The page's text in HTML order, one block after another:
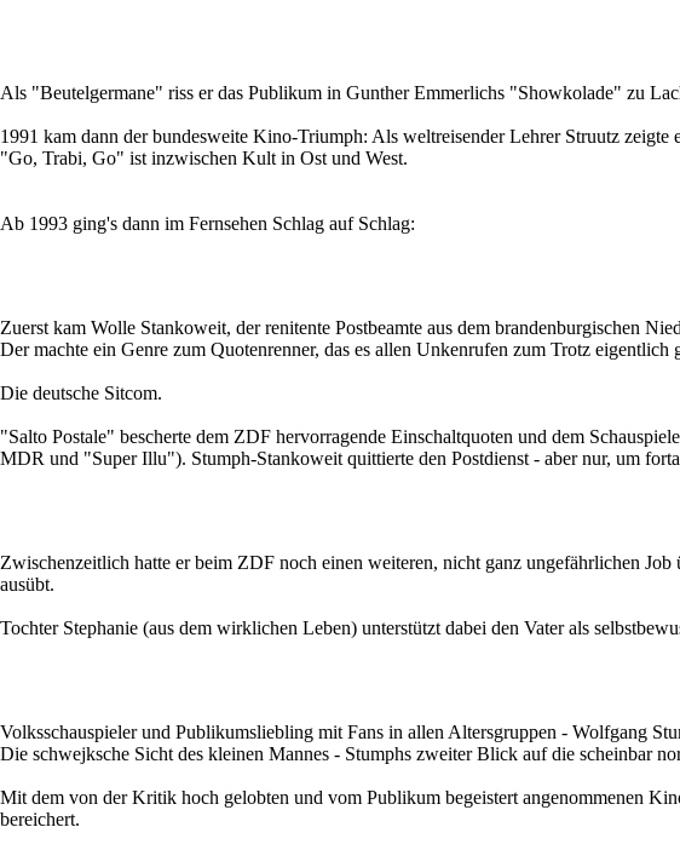
Als "Beutelgermane" riss er das Publikum in Gunther Emmerlichs "Showkolade" zu
1991 kam dann der bundesweite Kino-Triumph: Als weltreisender Lehrer Struutz zeigte
"Go, Trabi, Go" ist inzwischen Kult in Ost und West.
Ab 1993 ging's dann im Fernsehen Schlag auf Schlag:
Zuerst kam Wolle Stankoweit, der renitente Postbeamte aus dem brandenburgischen
Der machte ein Genre zum Quotenrenner, das es allen Unkenrufen zum Trotz eigentlich
Die deutsche Sitcom.
"Salto Postale" bescherte dem ZDF hervorragende Einschaltquoten und dem
MDR und "Super Illu"). Stumph-Stankoweit quittierte den Postdienst - aber nur, um
Zwischenzeitlich hatte er beim ZDF noch einen weiteren, nicht ganz ungefährlichen
ausübt.
Tochter Stephanie (aus dem wirklichen Leben) unterstützt dabei den Vater als
Volksschauspieler und Publikumsliebling mit Fans in allen Altersgruppen - Wolfgang
Die schwejksche Sicht des kleinen Mannes - Stumphs zweiter Blick auf die scheinbar
Mit dem von der Kritik hoch gelobten und vom Publikum begeistert angenommenen
bereichert.